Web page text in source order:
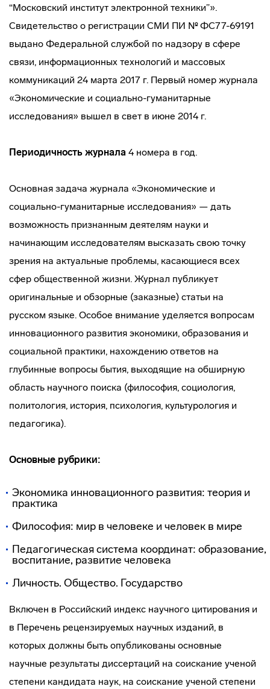
“Московский институт электронной техники”».
Свидетельство о регистрации СМИ ПИ № ФС77-69191
выдано Федеральной службой по надзору в сфере
связи, информационных технологий и массовых
коммуникаций 24 марта 2017 г. Первый номер журнала
«Экономические и социально-гуманитарные
исследования» вышел в свет в июне 2014 г.
Периодичность журнала 4 номера в год.
Основная задача журнала «Экономические и
социально-гуманитарные исследования» — дать
возможность признанным деятелям науки и
начинающим исследователям высказать свою точку
зрения на актуальные проблемы, касающиеся всех
сфер общественной жизни. Журнал публикует
оригинальные и обзорные (заказные) статьи на
русском языке. Особое внимание уделяется вопросам
инновационного развития экономики, образования и
социальной практики, нахождению ответов на
глубинные вопросы бытия, выходящие на обширную
область научного поиска (философия, социология,
политология, история, психология, культурология и
педагогика).
Основные рубрики:
Экономика инновационного развития: теория и
практика
Философия: мир в человеке и человек в мире
Педагогическая система координат: образование,
воспитание, развитие человека
Личность. Общество. Государство
Включен в Российский индекс научного цитирования и
в Перечень рецензируемых научных изданий, в
которых должны быть опубликованы основные
научные результаты диссертаций на соискание ученой
степени кандидата наук, на соискание ученой степени